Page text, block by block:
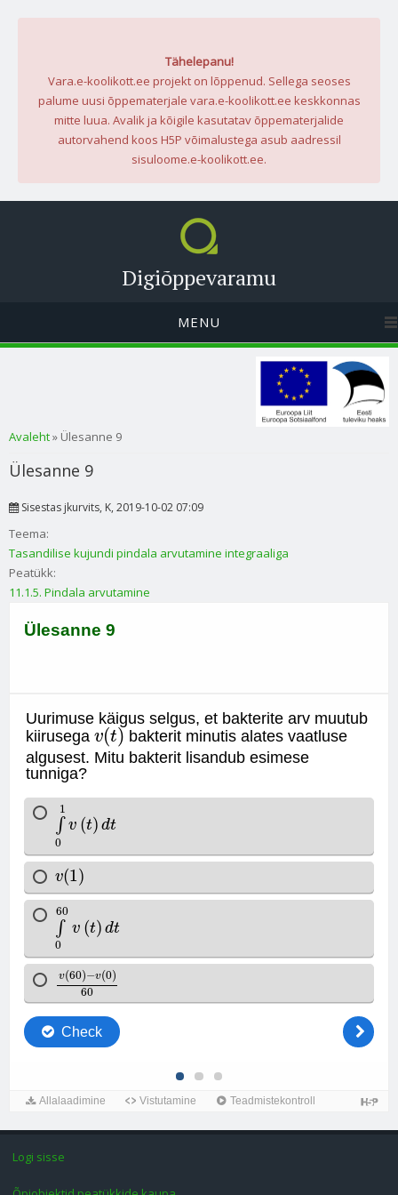
Tähelepanu!
Vara.e-koolikott.ee projekt on lõppenud. Sellega seoses
palume uusi õppematerjale vara.e-koolikott.ee keskkonnas
mitte luua. Avalik ja kõigile kasutatav õppematerjalide
autorvahend koos H5P võimalustega asub aadressil
sisuloome.e-koolikott.ee.
Digiõppevaramu
MENU
Sa oled siin
Avaleht» Ülesanne 9
Ülesanne 9
Sisestas jkurvits, K, 2019-10-02 07:09
Teema:
Tasandilise kujundi pindala arvutamine integraaliga
Peatükk:
11.1.5. Pindala arvutamine
Logi sisse